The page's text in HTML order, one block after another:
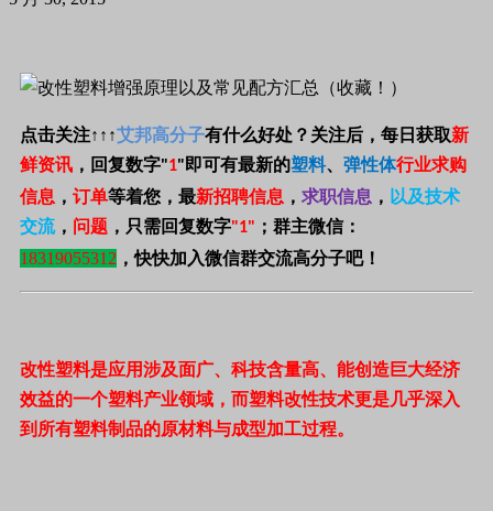
点击关注↑↑↑艾邦高分子有什么好处？关注后，每日获取新
鲜资讯 ，回复数字"1" 即可有最新的塑料、 弹性体行业求购
信息 ， 订单等着您，最新招聘信息 ， 求职信息 ， 以及技术
交流， 问题 ，只需回复数字"1" ； 群主微信：
18319055312 ，快快加入微信群交流高分子吧！
改性塑料是应用涉及面广、科技含量高、能创造巨大经济
效益的一个塑料产业领域，而塑料改性技术更是几乎深入
到所有塑料制品的原材料与成型加工过程。